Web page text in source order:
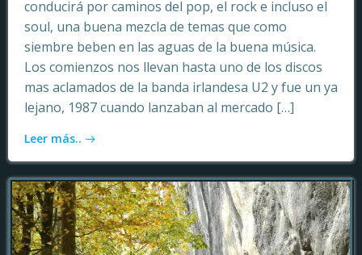
conducirá por caminos del pop, el rock e incluso el
soul, una buena mezcla de temas que como
siembre beben en las aguas de la buena música.
Los comienzos nos llevan hasta uno de los discos
mas aclamados de la banda irlandesa U2 y fue un ya
lejano, 1987 cuando lanzaban al mercado […]
Leer más..